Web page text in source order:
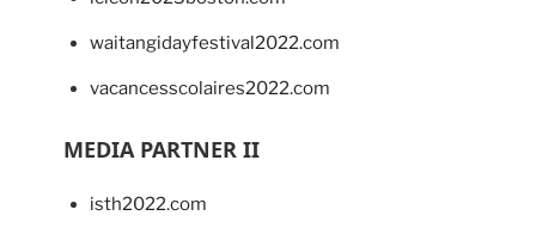
waitangidayfestival2022.com
vacancesscolaires2022.com
MEDIA PARTNER II
isth2022.com